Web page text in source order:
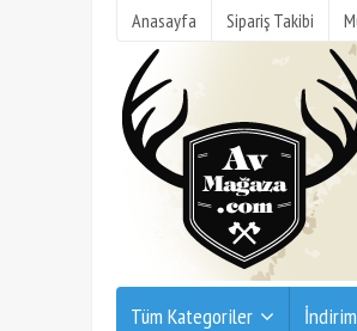
Anasayfa Sipariş Takibi
Tüm Kategoriler